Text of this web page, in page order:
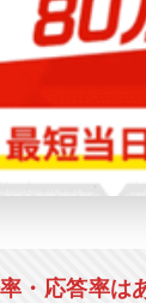
・応答率は